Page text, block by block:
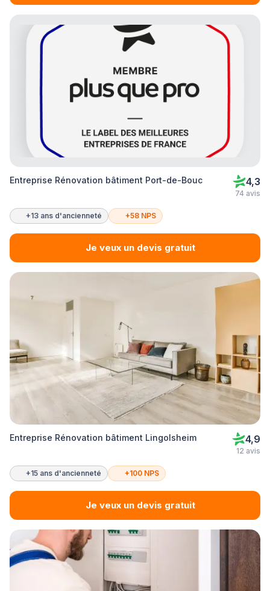
Entreprise Rénovation bâtiment Port-de-Bouc 4,3
74 avis
+13 ans d'ancienneté +58 NPS
Je veux un devis gratuit
Entreprise Rénovation bâtiment Lingolsheim 4,9
12 avis
+15 ans d'ancienneté +100 NPS
Je veux un devis gratuit